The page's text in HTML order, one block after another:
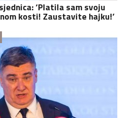
‘Platila sam svoju
kosti! Zaustavite hajku!’